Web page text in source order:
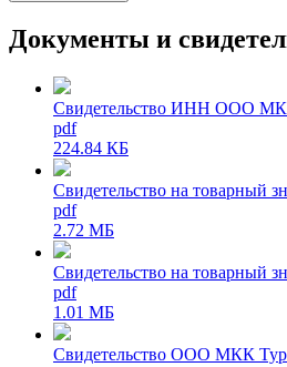
Документы и
Свидетельство ИНН ООО
pdf
224.84 КБ
Свидетельство на товарный
pdf
2.72 МБ
Свидетельство на товарный
pdf
1.01 МБ
Свидетельство ООО МКК